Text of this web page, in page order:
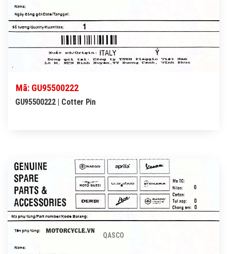
Mã: GU95500222
GU95500222 | Cotter Pin
QASCO